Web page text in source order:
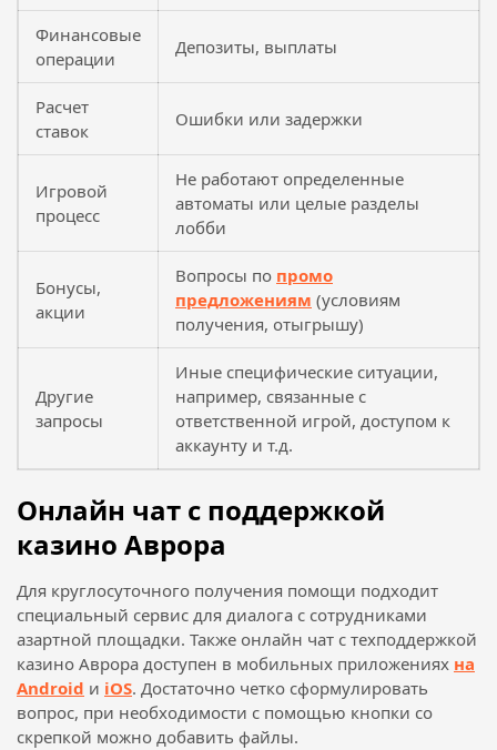
Финансовые
операции
Депозиты, выплаты
Расчет
ставок
Ошибки или задержки
Игровой
процесс
Не работают определенные
автоматы или целые разделы
лобби
Бонусы,
акции
Вопросы по промо
предложениям (условиям
получения, отыгрышу)
Другие
запросы
Иные специфические ситуации,
например, связанные с
ответственной игрой, доступом к
аккаунту и т.д.
Онлайн чат с поддержкой
казино Аврора
Для круглосуточного получения помощи подходит
специальный сервис для диалога с сотрудниками
азартной площадки. Также онлайн чат с техподдержкой
казино Аврора доступен в мобильных приложениях на
Android и iOS. Достаточно четко сформулировать
вопрос, при необходимости с помощью кнопки со
скрепкой можно добавить файлы.